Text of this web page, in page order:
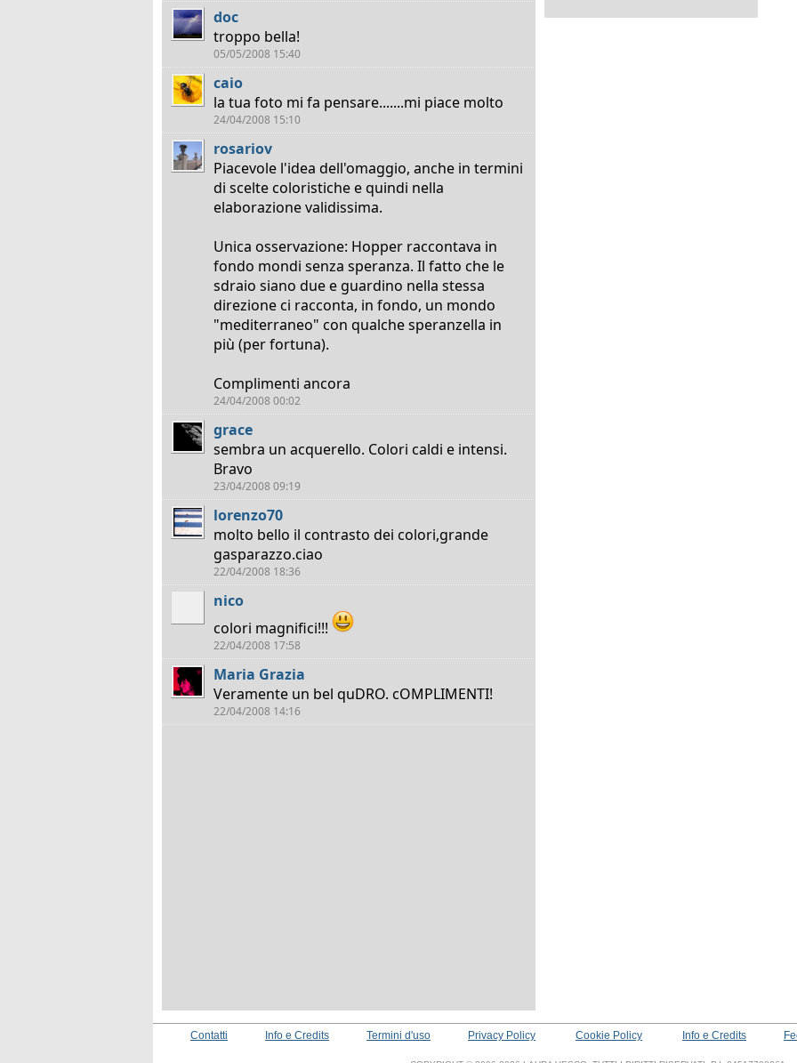
doc
troppo bella!
05/05/2008 15:40
caio
la tua foto mi fa pensare.......mi piace molto
24/04/2008 15:10
rosariov
Piacevole l'idea dell'omaggio, anche in termini
di scelte coloristiche e quindi nella
elaborazione validissima.
Unica osservazione: Hopper raccontava in
fondo mondi senza speranza. Il fatto che le
sdraio siano due e guardino nella stessa
direzione ci racconta, in fondo, un mondo
"mediterraneo" con qualche speranzella in
più (per fortuna).
Complimenti ancora
24/04/2008 00:02
grace
sembra un acquerello. Colori caldi e intensi.
Bravo
23/04/2008 09:19
lorenzo70
molto bello il contrasto dei colori,grande
gasparazzo.ciao
22/04/2008 18:36
nico
colori magnifici!!!
22/04/2008 17:58
Maria Grazia
Veramente un bel quDRO. cOMPLIMENTI!
22/04/2008 14:16
Contatti Info e Credits Termini d'uso Privacy Policy Cookie Policy Info e Credits